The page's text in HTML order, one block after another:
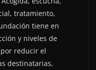
tratamiento,
tiene en
y niveles de
reducir el
destinatarias,